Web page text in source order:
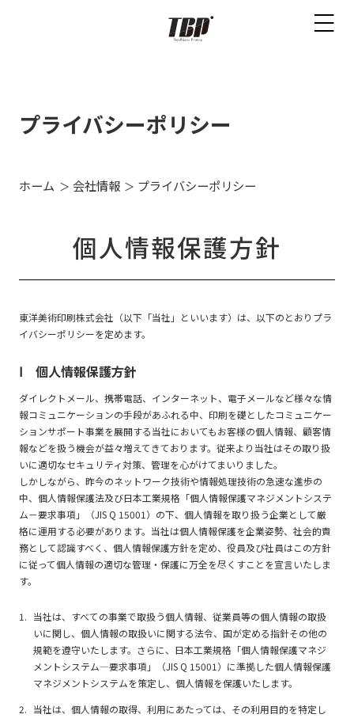
プライバシーポリシー
ホーム 会社情報 プライバシーポリシー
個人情報保護方針
東洋美術印刷株式会社（以下「当社」といいます）は、以下のとおりプラ
イバシーポリシーを定めます。
Ⅰ 個人情報保護方針
ダイレクトメール、携帯電話、インターネット、電子メールなど様々な情
報コミュニケーションの手段があふれる中、印刷を礎としたコミュニケー
ションサポート事業を展開する当社においてもお客様の個人情報、顧客情
報などを扱う機会が益々増えてきております。従来より当社はその取り扱
いに適切なセキュリティ対策、管理を心がけてまいりました。
しかしながら、昨今のネットワーク技術や情報処理技術の急速な進歩の
中、個人情報保護法及び日本工業規格「個人情報保護マネジメントシステ
ム－要求事項」（JIS Q 15001）の下、個人情報を取り扱う企業として厳
格に運用する必要があります。当社は個人情報保護を企業姿勢、社会的責
務として認識すべく、個人情報保護方針を定め、役員及び社員はこの方針
に従って個人情報の適切な管理・保護に万全を尽くすことを宣言いたしま
す。
当社は、すべての事業で取扱う個人情報、従業員等の個人情報の取扱
いに関し、個人情報の取扱いに関する法令、国が定める指針その他の
規範を遵守いたします。さらに、日本工業規格「個人情報保護マネジ
メントシステム―要求事項」（JIS Q 15001）に準拠した個人情報保護
マネジメントシステムを策定し、個人情報を保護いたします。
当社は、個人情報の取得、利用にあたっては、その利用目的を特定し